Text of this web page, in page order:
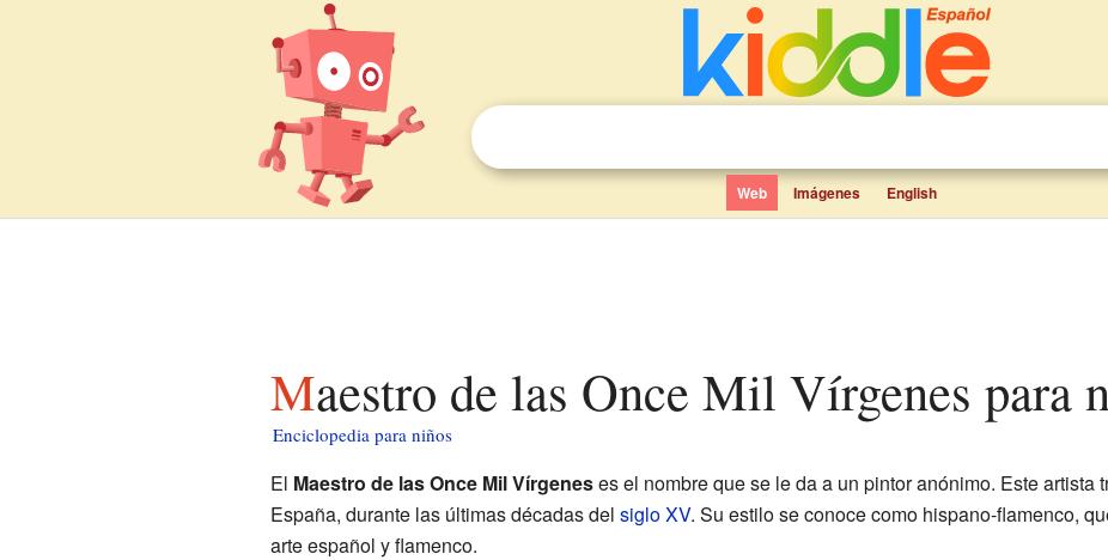
Web Imágenes English
Maestro de las Once Mil Vírgenes para
Enciclopedia para niños
El Maestro de las Once Mil Vírgeneses el nombre que se le da a un pintor anónimo. Este artista
España, durante las últimas décadas del siglo XV. Su estilo se conoce como hispano-flamenco,
arte español y flamenco.